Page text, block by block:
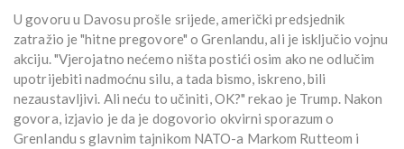
U govoru u Davosu prošle srijede, američki predsjednik
zatražio je "hitne pregovore" o Grenlandu, ali je isključio vojnu
akciju. "Vjerojatno nećemo ništa postići osim ako ne odlučim
upotrijebiti nadmoćnu silu, a tada bismo, iskreno, bili
nezaustavljivi. Ali neću to učiniti, OK?" rekao je Trump. Nakon
govora, izjavio je da je dogovorio okvirni sporazum o
Grenlandu s glavnim tajnikom NATO-a Markom Rutteom i